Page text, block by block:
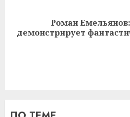
Следующая
Роман
демонстрирует